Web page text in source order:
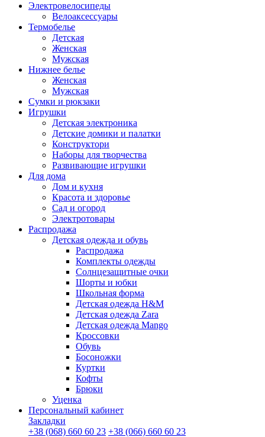
Электровелосипеды
Велоаксессуары
Термобелье
Детская
Женская
Мужская
Нижнее белье
Женская
Мужская
Сумки и рюкзаки
Игрушки
Детская электроника
Детские домики и палатки
Конструктори
Наборы для творчества
Развивающие игрушки
Для дома
Дом и кухня
Красота и здоровье
Сад и огород
Электротовары
Распродажа
Детская одежда и обувь
Распродажа
Комплекты одежды
Солнцезащитные очки
Шорты и юбки
Школьная форма
Детская одежда H&M
Детская одежда Zara
Детская одежда Mango
Кроссовки
Обувь
Босоножки
Куртки
Кофты
Брюки
Уценка
Персональный кабинет
Закладки
+38 (068) 660 60 23 +38 (066) 660 60 23